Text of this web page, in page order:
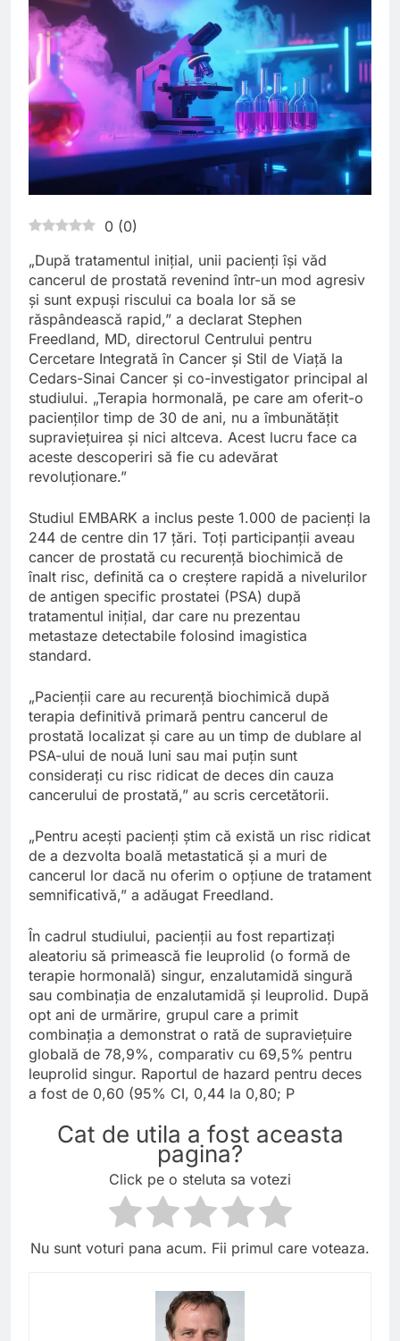
0 (0)
„După tratamentul inițial, unii pacienți își văd
cancerul de prostată revenind într-un mod agresiv
și sunt expuși riscului ca boala lor să se
răspândească rapid,” a declarat Stephen
Freedland, MD, directorul Centrului pentru
Cercetare Integrată în Cancer și Stil de Viață la
Cedars-Sinai Cancer și co-investigator principal al
studiului. „Terapia hormonală, pe care am oferit-o
pacienților timp de 30 de ani, nu a îmbunătățit
supraviețuirea și nici altceva. Acest lucru face ca
aceste descoperiri să fie cu adevărat
revoluționare.”
Studiul EMBARK a inclus peste 1.000 de pacienți la
244 de centre din 17 țări. Toți participanții aveau
cancer de prostată cu recurență biochimică de
înalt risc, definită ca o creștere rapidă a nivelurilor
de antigen specific prostatei (PSA) după
tratamentul inițial, dar care nu prezentau
metastaze detectabile folosind imagistica
standard.
„Pacienții care au recurență biochimică după
terapia definitivă primară pentru cancerul de
prostată localizat și care au un timp de dublare al
PSA-ului de nouă luni sau mai puțin sunt
considerați cu risc ridicat de deces din cauza
cancerului de prostată,” au scris cercetătorii.
„Pentru acești pacienți știm că există un risc ridicat
de a dezvolta boală metastatică și a muri de
cancerul lor dacă nu oferim o opțiune de tratament
semnificativă,” a adăugat Freedland.
În cadrul studiului, pacienții au fost repartizați
aleatoriu să primească fie leuprolid (o formă de
terapie hormonală) singur, enzalutamidă singură
sau combinația de enzalutamidă și leuprolid. După
opt ani de urmărire, grupul care a primit
combinația a demonstrat o rată de supraviețuire
globală de 78,9%, comparativ cu 69,5% pentru
leuprolid singur. Raportul de hazard pentru deces
a fost de 0,60 (95% CI, 0,44 la 0,80; P
Cat de utila a fost aceasta
pagina?
Click pe o steluta sa votezi
Nu sunt voturi pana acum. Fii primul care voteaza.